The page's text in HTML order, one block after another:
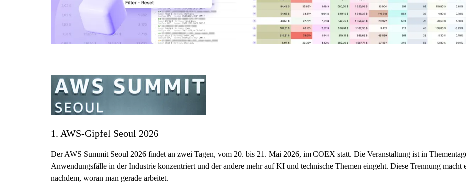
1. AWS-Gipfel Seoul 2026
Der AWS Summit Seoul 2026 findet an zwei Tagen, vom 20. bis 21. Mai 2026, im COEX statt. Die Veranstaltung ist in
Anwendungsfälle in der Industrie konzentriert und der andere mehr auf KI und technische Themen eingeht. Diese Trennung macht
nachdem, woran man gerade arbeitet.